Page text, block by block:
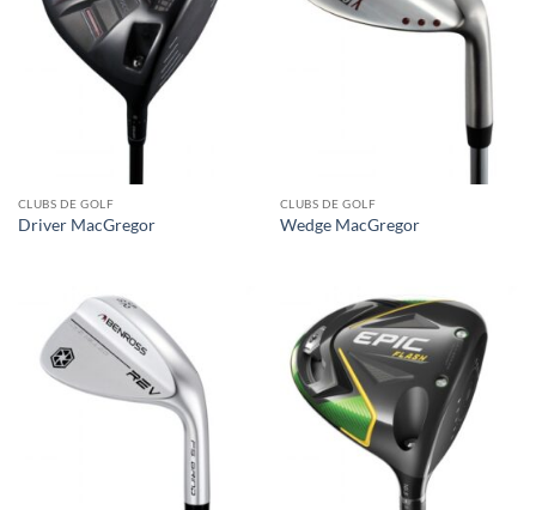
CLUBS DE GOLF
Driver MacGregor
CLUBS DE GOLF
Wedge MacGregor